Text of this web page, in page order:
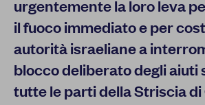
urgentemente la loro leva
il fuoco immediato e per
autorità israeliane a
blocco deliberato degli aiuti
tutte le parti della Striscia di